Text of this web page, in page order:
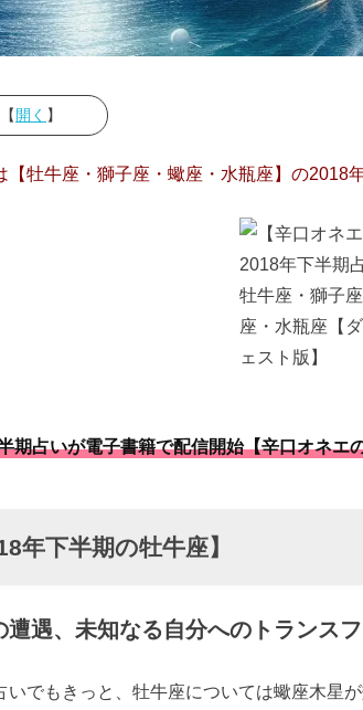
【開く 】
年下半期
年下半期
年下半期
座】
牡牛座・獅子座・蠍座・水瓶座】の2018
期占いが電子書籍で配信開始【辛口オネエ
年下半期の牡牛座】
遭遇、未知なる自分へのトランス
いでもきっと、牡牛座については蠍座木星